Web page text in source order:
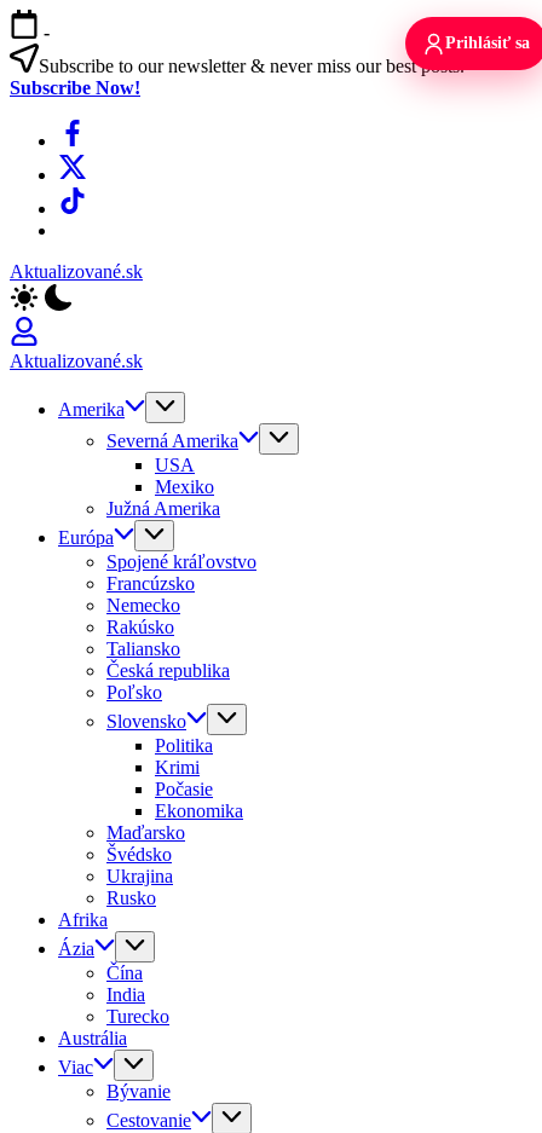
Skip
to
content
-
Subscribe to our newsletter & never miss our best posts.
Subscribe Now!
Facebook
X
TikTok
Aktualizované.sk
Aktualizované.sk
Amerika
Severná Amerika
USA
Mexiko
Južná Amerika
Európa
Spojené kráľovstvo
Francúzsko
Nemecko
Rakúsko
Taliansko
Česká republika
Poľsko
Slovensko
Politika
Krimi
Počasie
Ekonomika
Maďarsko
Švédsko
Ukrajina
Rusko
Afrika
Ázia
Čína
India
Turecko
Austrália
Viac
Bývanie
Cestovanie
Prihlásiť sa